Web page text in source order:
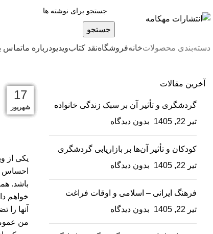
جستجو
دسته‌بندی محصولاتخانهفروشگاهنقد کتابویدیودرباره‌ ماتماس
یکی از
باشد.
خواهم
آنها را
من
24
فروردین
24
فروردین
02
آبان
02
آبان
09
مهر
09
مهر
19
شهریور
17
شهریور
آخرین مقالات
گردشگری و تأثیر آن بر سبک زندگی خانواده
تیر 22, 1405
بدون دیدگاه
کودکان و تأثیر آن‌ها بر بازاریابی گردشگری
تیر 22, 1405
بدون دیدگاه
فرهنگ ایرانی – اسلامی و اوقات فراغت
تیر 22, 1405
بدون دیدگاه